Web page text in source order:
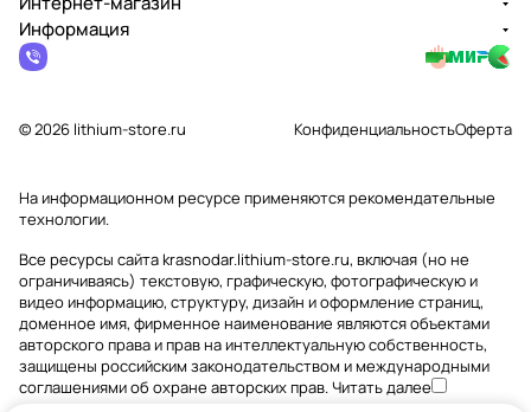
Информация
© 2026 lithium-store.ru КонфиденциальностьОферта
На информационном ресурсе применяютсярекомендательные
технологии.
Все ресурсы сайта krasnodar.lithium-store.ru, включая (но не
ограничиваясь) текстовую, графическую, фотографическую и
видео информацию, структуру, дизайн и оформление страниц,
доменное имя, фирменное наименование являются объектами
авторского права и прав на интеллектуальную собственность,
защищены российским законодательством и международными
соглашениями об охране авторских прав.Читать далее